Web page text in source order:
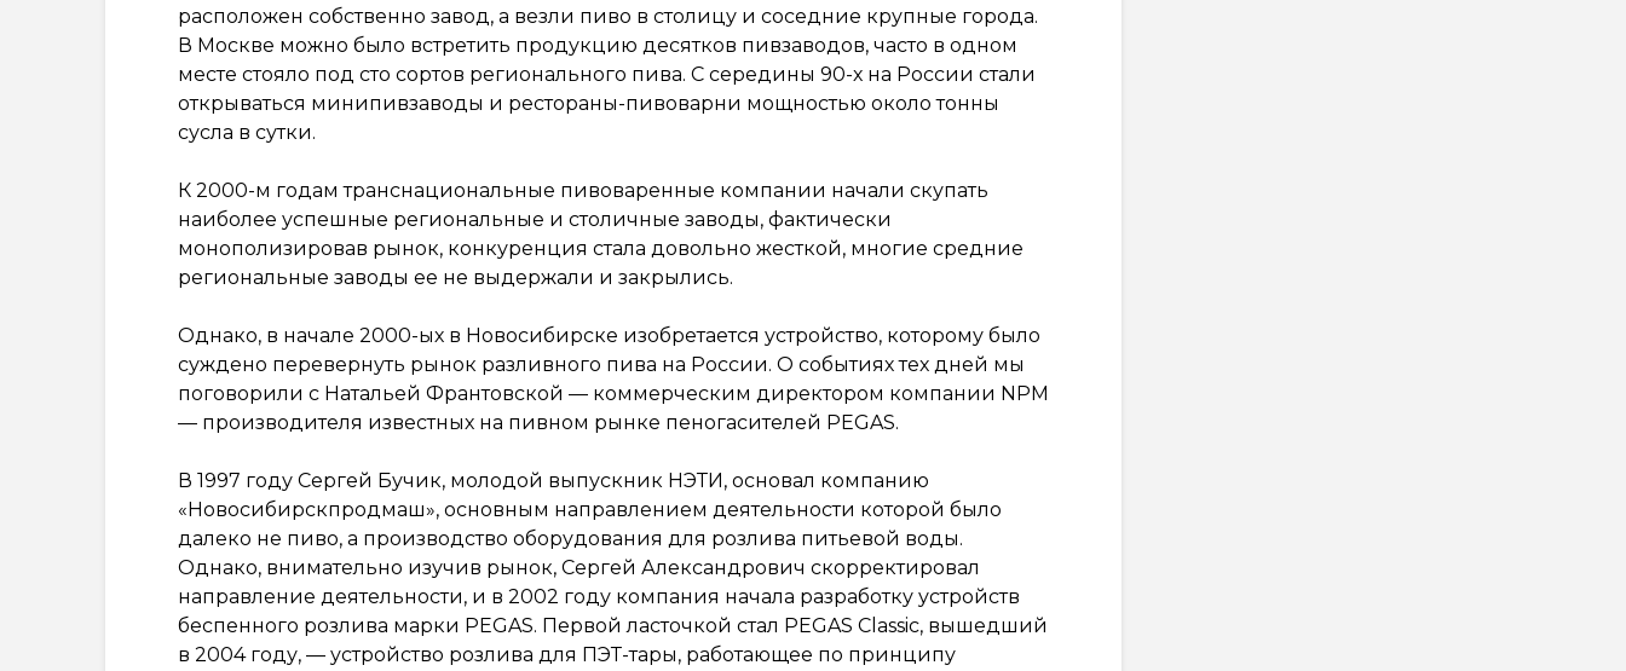
расположен собственно завод, а везли пиво в столицу и соседние крупные города.
В Москве можно было встретить продукцию десятков пивзаводов, часто в одном
месте стояло под сто сортов регионального пива. С середины 90-х на России стали
открываться минипивзаводы и рестораны-пивоварни мощностью около тонны
сусла в сутки.
К 2000-м годам транснациональные пивоваренные компании начали скупать
наиболее успешные региональные и столичные заводы, фактически
монополизировав рынок, конкуренция стала довольно жесткой, многие средние
региональные заводы ее не выдержали и закрылись.
Однако, в начале 2000-ых в Новосибирске изобретается устройство, которому было
суждено перевернуть рынок разливного пива на России. О событиях тех дней мы
поговорили с Натальей Франтовской — коммерческим директором компании NPM
— производителя известных на пивном рынке пеногасителей PEGAS.
В 1997 году Сергей Бучик, молодой выпускник НЭТИ, основал компанию
«Новосибирскпродмаш», основным направлением деятельности которой было
далеко не пиво, а производство оборудования для розлива питьевой воды.
Однако, внимательно изучив рынок, Сергей Александрович скорректировал
направление деятельности, и в 2002 году компания начала разработку устройств
беспенного розлива марки PEGAS. Первой ласточкой стал PEGAS Classic, вышедший
в 2004 году, — устройство розлива для ПЭТ-тары, работающее по принципу